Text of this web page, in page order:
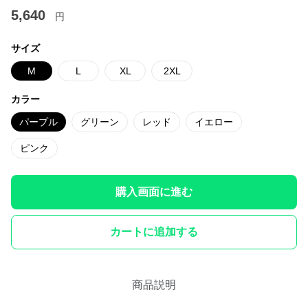
5,640 円
サイズ
M L XL 2XL
カラー
パープル グリーン レッド イエロー
ピンク
購入画面に進む
カートに追加する
商品説明